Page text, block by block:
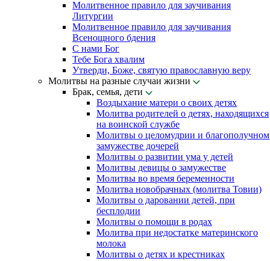
Молитвенное правило для заучивания
Литургии
Молитвенное правило для заучивания
Всенощного бдения
С нами Бог
Тебе Бога хвалим
Утверди, Боже, святую православную веру
Молитвы на разные случаи жизни
Брак, семья, дети
Воздыхание матери о своих детях
Молитва родителей о детях, находящихся
на воинской службе
Молитвы о целомудрии и благополучном
замужестве дочерей
Молитвы о развитии ума у детей
Молитвы девицы о замужестве
Молитвы во время беременности
Молитва новобрачных (молитва Товии)
Молитвы о даровании детей, при
бесплодии
Молитвы о помощи в родах
Молитва при недостатке материнского
молока
Молитвы о детях и крестниках